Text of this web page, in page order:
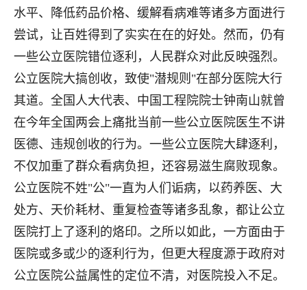
水平、降低药品价格、缓解看病难等诸多方面进行
尝试，让百姓得到了实实在在的好处。然而，仍有
一些公立医院错位逐利，人民群众对此反映强烈。
公立医院大搞创收，致使"潜规则"在部分医院大行
其道。全国人大代表、中国工程院院士钟南山就曾
在今年全国两会上痛批当前一些公立医院医生不讲
医德、违规创收的行为。一些公立医院大肆逐利，
不仅加重了群众看病负担，还容易滋生腐败现象。
公立医院不姓"公"一直为人们诟病，以药养医、大
处方、天价耗材、重复检查等诸多乱象，都让公立
医院打上了逐利的烙印。之所以如此，一方面由于
医院或多或少的逐利行为，但更大程度源于政府对
公立医院公益属性的定位不清，对医院投入不足。